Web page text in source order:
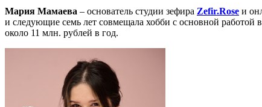
Мария Мамаева – основатель студии зефира Zefir.Rose и
и следующие семь лет совмещала хобби с основной
около 11 млн. рублей в год.